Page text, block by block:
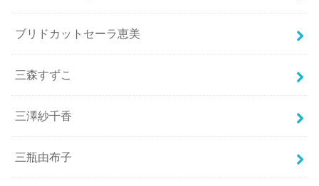
ブリドカットセーラ恵美
三森すずこ
三澤紗千香
三瓶由布子